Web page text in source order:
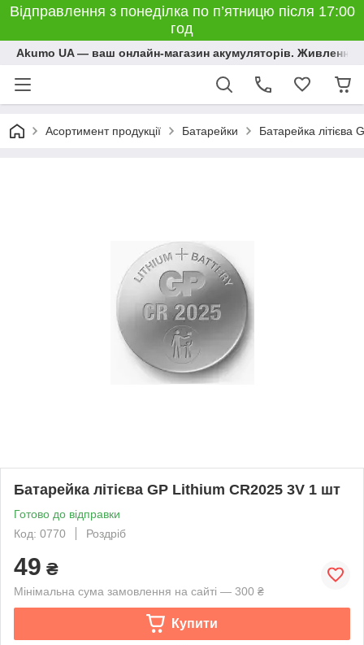
Відправлення з понеділка по п’ятницю після 17:00
год
Akumo UA — ваш онлайн-магазин акумуляторів. Живлення,
Асортимент продукції Батарейки Батарейка
Батарейка літієва GP Lithium CR2025 3V 1 шт
Готово до відправки
Код: 0770
Роздріб
49 ₴
Мінімальна сума замовлення на сайті — 300 ₴
Купити